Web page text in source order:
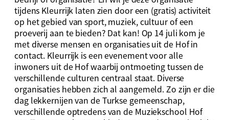
tijdens Kleurrijk laten zien door een (gratis) activiteit
op het gebied van sport, muziek, cultuur of een
proeverij aan te bieden? Dat kan! Op 14 juli kom je
met diverse mensen en organisaties uit de Hof in
contact. Kleurrijk is een evenement voor alle
inwoners uit de Hof waarbij ontmoeting tussen de
verschillende culturen centraal staat. Diverse
organisaties hebben zich al aangemeld. Zo zijn er die
dag lekkernijen van de Turkse gemeenschap,
verschillende optredens van de Muziekschool Hof